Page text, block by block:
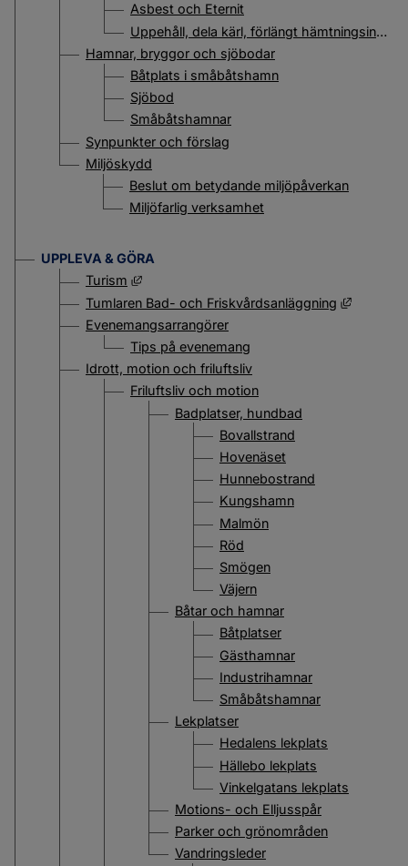
Asbest och Eternit
Uppehåll, dela kärl, förlängt hämtningsintervall
Hamnar, bryggor och sjöbodar
Båtplats i småbåtshamn
Sjöbod
Småbåtshamnar
Synpunkter och förslag
Miljöskydd
Beslut om betydande miljöpåverkan
Miljöfarlig verksamhet
UPPLEVA & GÖRA
Turism
Länk till annan webbplats, öppnas i nytt
Tumlaren Bad- och Friskvårdsanläggning
Länk till
Evenemangsarrangörer
Tips på evenemang
Idrott, motion och friluftsliv
Friluftsliv och motion
Badplatser, hundbad
Bovallstrand
Hovenäset
Hunnebostrand
Kungshamn
Malmön
Röd
Smögen
Väjern
Båtar och hamnar
Båtplatser
Gästhamnar
Industrihamnar
Småbåtshamnar
Lekplatser
Hedalens lekplats
Hällebo lekplats
Vinkelgatans lekplats
Motions- och Elljusspår
Parker och grönområden
Vandringsleder